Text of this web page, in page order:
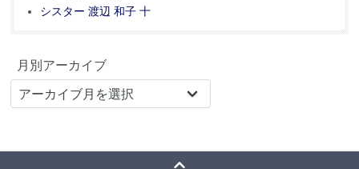
シスター 渡辺 和子 十
月別アーカイブ